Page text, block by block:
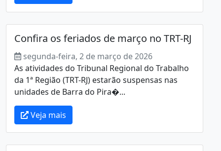
Confira os feriados de março no TRT-RJ
segunda-feira, 2 de março de 2026
As atividades do Tribunal Regional do Trabalho
da 1ª Região (TRT-RJ) estarão suspensas nas
unidades de Barra do Pira�...
Veja mais